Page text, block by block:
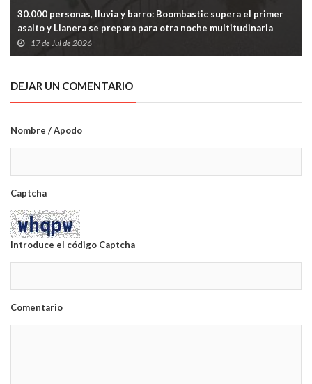
30.000 personas, lluvia y barro: Boombastic supera el primer
asalto y Llanera se prepara para otra noche multitudinaria
17 de Jul de 2026
DEJAR UN COMENTARIO
Nombre / Apodo
Captcha
Introduce el código Captcha
Comentario